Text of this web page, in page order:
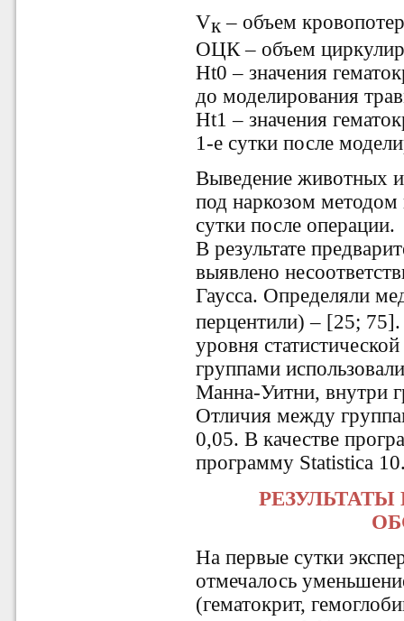
Vк – объем
ОЦК – объем
Ht0 – значения
до моделирования
Ht1 – значения
1-е сутки после
Выведение животных
под наркозом методом
сутки после операции.
В результате
выявлено
Гаусса. Определяли
перцентили) – [25;
уровня
группами
Манна-Уитни, внутри
Отличия между
0,05. В качестве
программу Statistica
На первые сутки
отмечалось
(гематокрит,